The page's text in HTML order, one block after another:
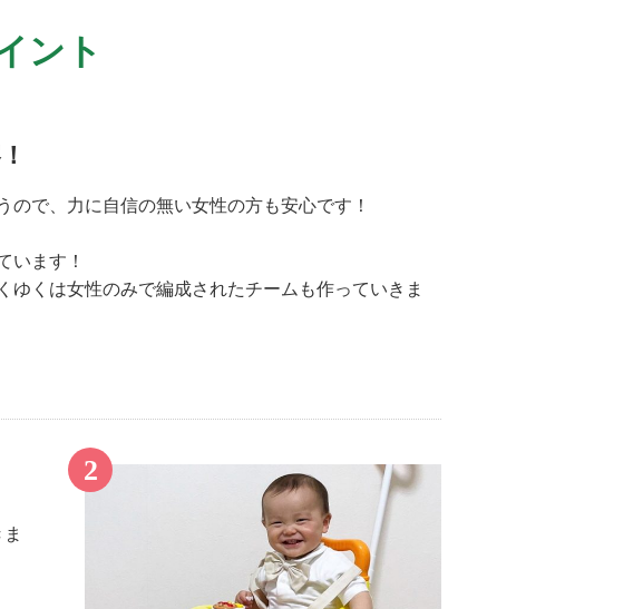
ント
ので、力に自信の無い女性の方も安心です！
います！
ゆくは女性のみで編成されたチームも作っていきま